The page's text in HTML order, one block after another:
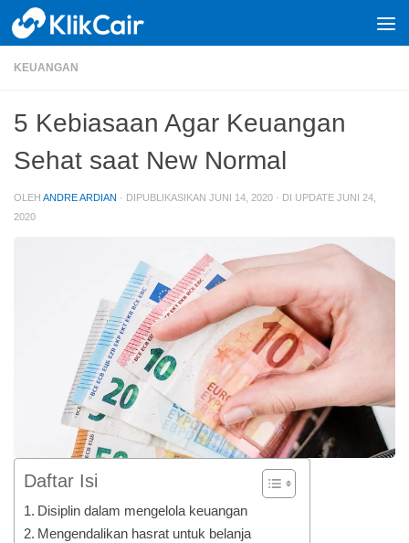
Skip to content
KEUANGAN
5 Kebiasaan Agar Keuangan
Sehat saat New Normal
OLEH ANDRE ARDIAN · DIPUBLIKASIKAN JUNI 14, 2020 · DI UPDATE JUNI 24,
2020
Daftar Isi
Disiplin dalam mengelola keuangan
Mengendalikan hasrat untuk belanja